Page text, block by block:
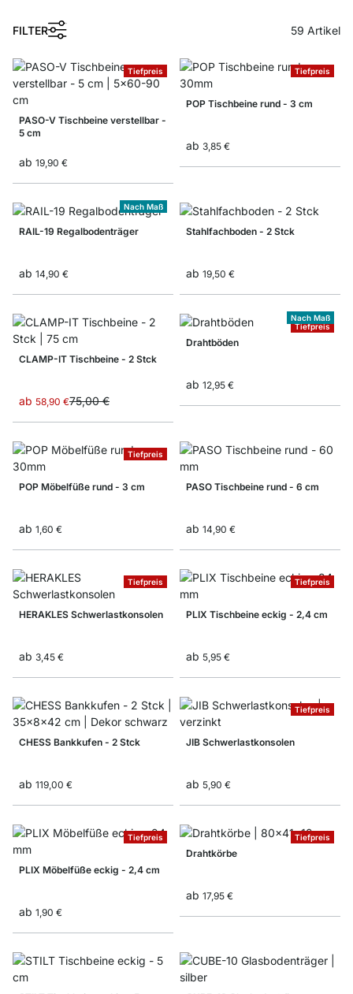
FILTER
1
59 Artikel
Tiefpreis
PASO-V Tischbeine verstellbar -
5 cm
ab 19,90 €
Tiefpreis
POP Tischbeine rund - 3 cm
ab 3,85 €
Nach Maß
RAIL-19 Regalbodenträger
ab 14,90 €
Stahlfachboden - 2 Stck
ab 19,50 €
CLAMP-IT Tischbeine - 2 Stck
ab 58,90 €75,00 €
Tiefpreis
Nach Maß
Drahtböden
ab 12,95 €
Tiefpreis
POP Möbelfüße rund - 3 cm
ab 1,60 €
PASO Tischbeine rund - 6 cm
ab 14,90 €
Tiefpreis
HERAKLES Schwerlastkonsolen
ab 3,45 €
Tiefpreis
PLIX Tischbeine eckig - 2,4 cm
ab 5,95 €
CHESS Bankkufen - 2 Stck
ab 119,00 €
Tiefpreis
JIB Schwerlastkonsolen
ab 5,90 €
Tiefpreis
PLIX Möbelfüße eckig - 2,4 cm
ab 1,90 €
Tiefpreis
Drahtkörbe
ab 17,95 €